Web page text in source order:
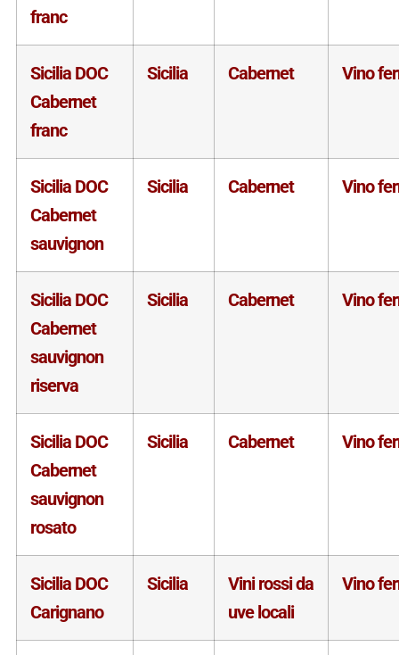
franc
Sicilia DOC
Cabernet
franc
Sicilia Cabernet Vino
Sicilia DOC
Cabernet
sauvignon
Sicilia Cabernet Vino
Sicilia DOC
Cabernet
sauvignon
riserva
Sicilia Cabernet Vino
Sicilia DOC
Cabernet
sauvignon
rosato
Sicilia Cabernet Vino
Sicilia DOC
Carignano
Sicilia
Vini rossi da
uve locali
Vino